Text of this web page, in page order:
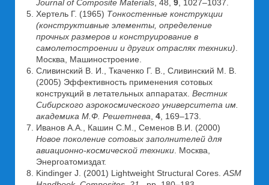
Journal of Composite Materials , 48, 9 , 1027–1037.
Хертель Г. (1965) Тонкостенные конструкции
(конструктивные элементы, определение
прочных размеров и конструирование в
самолетостроении и других отраслях техники)
Москва, Машиностроение.
Сливинский В. И., Ткаченко Г. В., Сливинский М. В.
(2005) Эффективность применения сотовых
конструкций в летательных аппаратах. Вестник
Сибирского аэрокосмического университета им.
академика М.Ф. Решетнева 4 , 169–173.
Иванов A.А., Кашин С.М., Семенов В.И. (2000)
Новое поколение сотовых заполнителей для
авиационно-космической техники . Москва,
Энергоатомиздат.
Kindinger J. (2001) Lightweight Structural Cores. ASM